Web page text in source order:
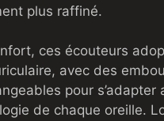
plus raffiné.
ces écouteurs
avec des
pour s’adapter
de chaque oreille.